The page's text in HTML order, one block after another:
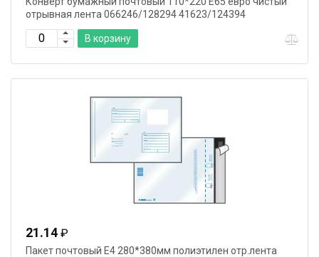
отрывная лента 066246/128294 41623/124394
В корзину
21.14 ₽
Пакет почтовый E4 280*380мм полиэтилен отр.лента